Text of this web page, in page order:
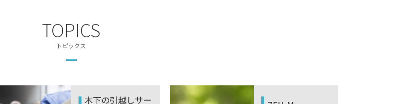
TOPICS
トピックス
木下の引越しサー